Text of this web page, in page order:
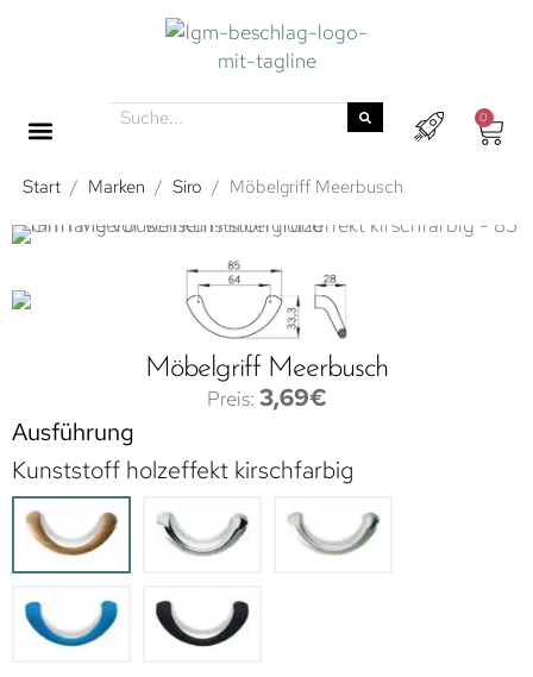
0
Start / Marken / Siro / Möbelgriff Meerbusch
Möbelgriff Meerbusch
3,69€
Ausführung
Kunststoff holzeffekt kirschfarbig